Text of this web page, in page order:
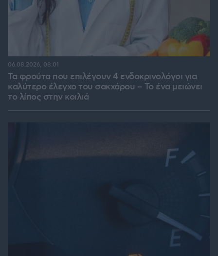
Τα φρούτα που επιλέγουν 4 ενδοκρινολόγοι για
καλύτερο έλεγχο του σακχάρου – Το ένα μειώνει
το λίπος στην κοιλιά
06.08.2026, 08:01